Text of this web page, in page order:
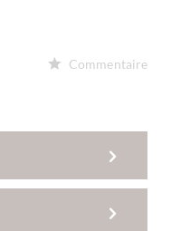
Commentaire